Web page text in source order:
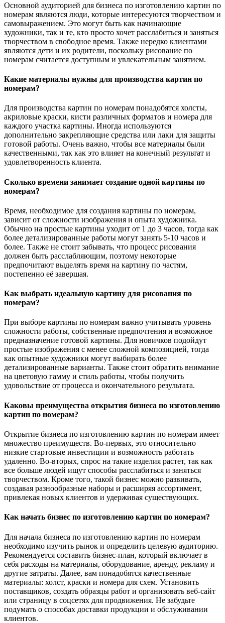
Основной аудиторией для бизнеса по изготовлению картин по
номерам являются люди, которые интересуются творчеством и
самовыражением. Это могут быть как начинающие
художники, так и те, кто просто хочет расслабиться и заняться
творчеством в свободное время. Также нередко клиентами
являются дети и их родители, поскольку рисование по
номерам считается доступным и увлекательным занятием.
Какие материалы нужны для производства картин по
номерам?
Для производства картин по номерам понадобятся холсты,
акриловые краски, кисти различных форматов и номера для
каждого участка картины. Иногда используются
дополнительно закрепляющие средства или лаки для защиты
готовой работы. Очень важно, чтобы все материалы были
качественными, так как это влияет на конечный результат и
удовлетворенность клиента.
Сколько времени занимает создание одной картины по
номерам?
Время, необходимое для создания картины по номерам,
зависит от сложности изображения и опыта художника.
Обычно на простые картины уходит от 1 до 3 часов, тогда как
более детализированные работы могут занять 5-10 часов и
более. Также не стоит забывать, что процесс рисования
должен быть расслабляющим, поэтому некоторые
предпочитают выделять время на картину по частям,
постепенно её завершая.
Как выбрать идеальную картину для рисования по
номерам?
При выборе картины по номерам важно учитывать уровень
сложности работы, собственные предпочтения и возможное
предназначение готовой картины. Для новичков подойдут
простые изображения с менее сложной композицией, тогда
как опытные художники могут выбирать более
детализированные варианты. Также стоит обратить внимание
на цветовую гамму и стиль работы, чтобы получить
удовольствие от процесса и окончательного результата.
Каковы преимущества открытия бизнеса по изготовлению
картин по номерам?
Открытие бизнеса по изготовлению картин по номерам имеет
множество преимуществ. Во-первых, это относительно
низкие стартовые инвестиции и возможность работать
удаленно. Во-вторых, спрос на такие изделия растет, так как
все больше людей ищут способы расслабиться и заняться
творчеством. Кроме того, такой бизнес можно развивать,
создавая разнообразные наборы и расширяя ассортимент,
привлекая новых клиентов и удерживая существующих.
Как начать бизнес по изготовлению картин по номерам?
Для начала бизнеса по изготовлению картин по номерам
необходимо изучить рынок и определить целевую аудиторию.
Рекомендуется составить бизнес-план, который включает в
себя расходы на материалы, оборудование, аренду, рекламу и
другие затраты. Далее, вам понадобятся качественные
материалы: холст, краски и номера для схем. Установить
поставщиков, создать образцы работ и организовать веб-сайт
или страницу в соцсетях для продвижения. Не забудьте
подумать о способах доставки продукции и обслуживании
клиентов.